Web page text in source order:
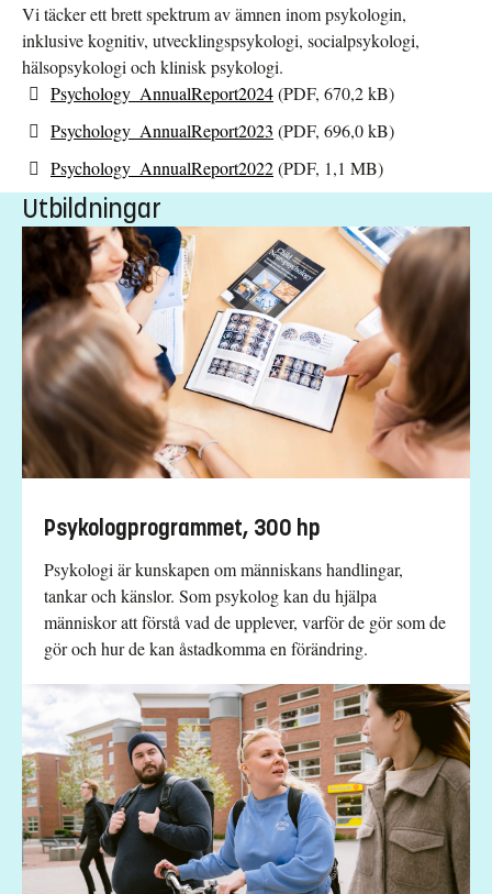
Vi täcker ett brett spektrum av ämnen inom psykologin,
inklusive kognitiv, utvecklingspsykologi, socialpsykologi,
hälsopsykologi och klinisk psykologi.
Psychology_AnnualReport2024(PDF, 670,2 kB)
Psychology_AnnualReport2023 (PDF, 696,0 kB)
Psychology_AnnualReport2022(PDF, 1,1 MB)
Utbildningar
Psykologprogrammet, 300 hp
Psykologi är kunskapen om människans handlingar,
tankar och känslor. Som psykolog kan du hjälpa
människor att förstå vad de upplever, varför de gör som de
gör och hur de kan åstadkomma en förändring.